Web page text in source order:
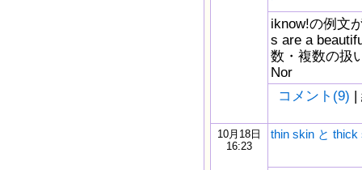
iknow!の例文
s are a
数・複数の扱
Nor
コメント(9) |
10月18日
16:23
thin skin と thick